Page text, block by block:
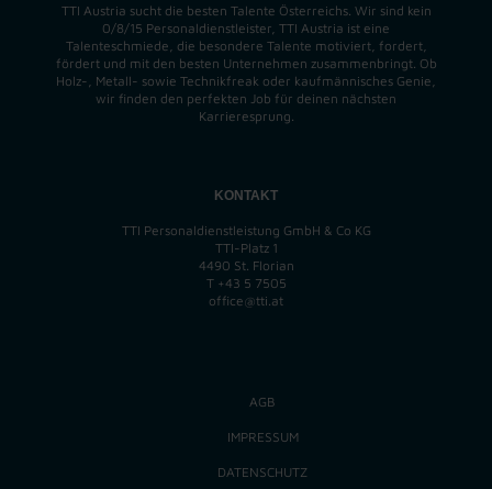
TTI Austria sucht die besten Talente Österreichs. Wir sind kein
0/8/15 Personaldienstleister, TTI Austria ist eine
Talenteschmiede, die besondere Talente motiviert, fordert,
fördert und mit den besten Unternehmen zusammenbringt. Ob
Holz-, Metall- sowie Technikfreak oder kaufmännisches Genie,
wir finden den perfekten Job für deinen nächsten
Karrieresprung.
KONTAKT
TTI Personaldienstleistung GmbH & Co KG
TTI-Platz 1
4490 St. Florian
T +43 5 7505
office@tti.at
AGB
IMPRESSUM
DATENSCHUTZ